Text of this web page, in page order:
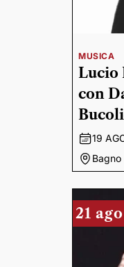
MUSICA
Lucio
con
19
Bagno
21 ago